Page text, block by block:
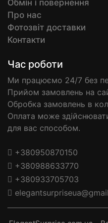
Обмін і повернення
Про нас
Фотозвіт доставки
Контакти
Час роботи
Ми працюємо 24/7 без
Прийом замовлень на
Обробка замовлень в
Оплата може
для вас способом.
+380950870150
+380988633770
+380933705703